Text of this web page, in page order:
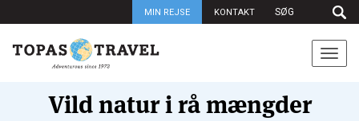
MIN REJSE KONTAKT
Vild natur i rå mængder